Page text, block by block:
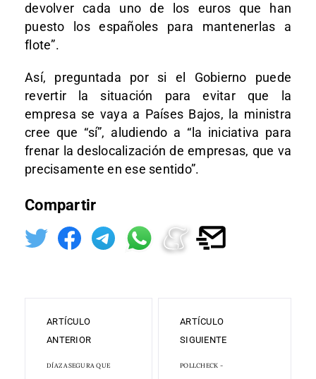
devolver cada uno de los euros que han
puesto los españoles para mantenerlas a
flote”.
Así, preguntada por si el Gobierno puede
revertir la situación para evitar que la
empresa se vaya a Países Bajos, la ministra
cree que “sí”, aludiendo a “la iniciativa para
frenar la deslocalización de empresas, que va
precisamente en ese sentido”.
Compartir
ARTÍCULO
ANTERIOR
DÍAZ ASEGURA QUE
ARTÍCULO
SIGUIENTE
POLLCHECK -